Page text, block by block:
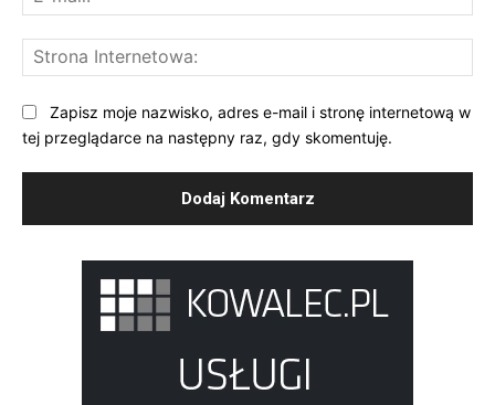
Zapisz moje nazwisko, adres e-mail i stronę internetową w
tej przeglądarce na następny raz, gdy skomentuję.